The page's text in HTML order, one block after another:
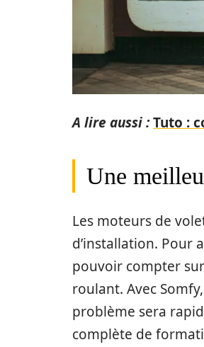
A lire aussi :Tuto :
Une
Les moteurs de
d’installation. Pour
pouvoir compter
roulant. Avec
problème sera
complète de